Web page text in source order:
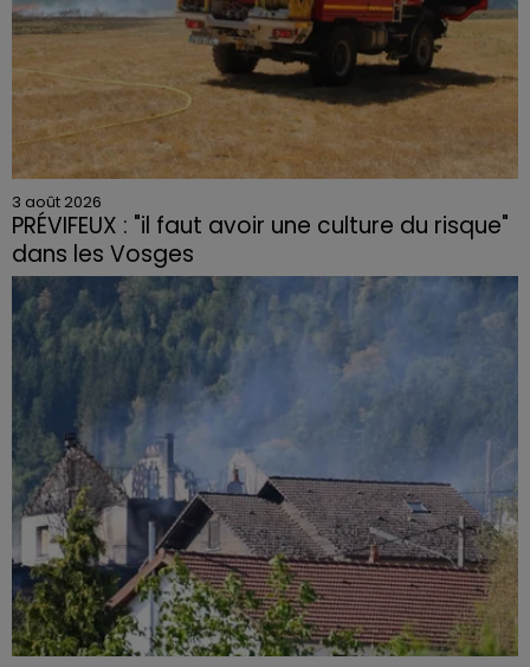
3 août 2026
PRÉVIFEUX : "il faut avoir une culture du risque"
dans les Vosges